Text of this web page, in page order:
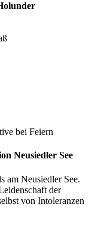
bei Feiern
Neusiedler See
am Neusiedler See.
der
von Intoleranzen